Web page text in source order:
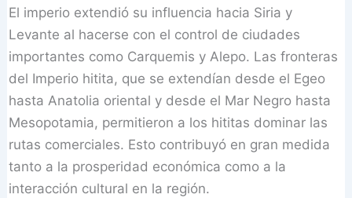
El imperio extendió su influencia hacia Siria y
Levante al hacerse con el control de ciudades
importantes como Carquemis y Alepo. Las fronteras
del Imperio hitita, que se extendían desde el Egeo
hasta Anatolia oriental y desde el Mar Negro hasta
Mesopotamia, permitieron a los hititas dominar las
rutas comerciales. Esto contribuyó en gran medida
tanto a la prosperidad económica como a la
interacción cultural en la región.